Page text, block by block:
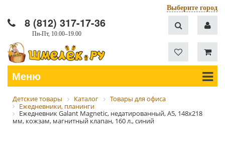
Выберите город
8 (812) 317-17-36
Пн-Пт, 10.00–19.00
Меню
Детские товары Каталог
Товары для офиса
Ежедневники, планинги
Ежедневник Galant Magnetic, недатированный, А5, 148х218
мм, кожзам, магнитный клапан, 160 л., синий